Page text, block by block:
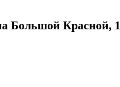
Большой Красной,